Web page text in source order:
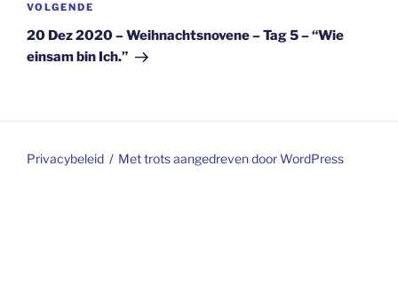
Volgend
bericht
VOLGENDE
20 Dez 2020 – Weihnachtsnovene – Tag 5 – “Wie
einsam bin Ich.”
Privacybeleid Met trots aangedreven door WordPress